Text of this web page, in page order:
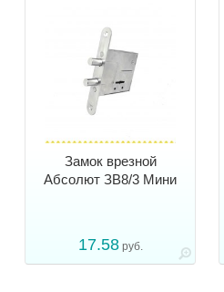
Замок врезной
Абсолют ЗВ8/3 Мини
17.58руб.